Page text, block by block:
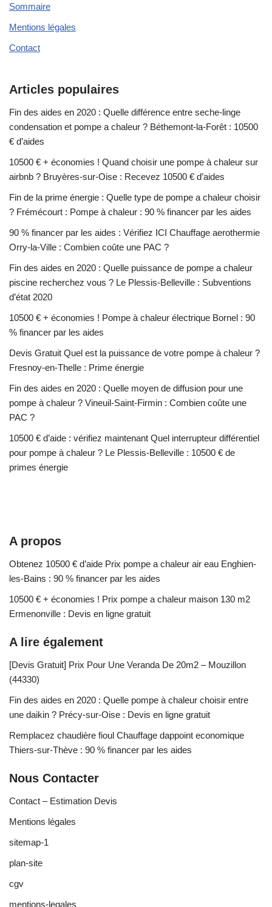
Sommaire
Mentions légales
Contact
Articles populaires
Fin des aides en 2020 : Quelle différence entre seche-linge
condensation et pompe a chaleur ? Béthemont-la-Forêt : 10500
€ d’aides
10500 € + économies ! Quand choisir une pompe à chaleur sur
airbnb ? Bruyères-sur-Oise : Recevez 10500 € d’aides
Fin de la prime énergie : Quelle type de pompe a chaleur choisir
? Frémécourt : Pompe à chaleur : 90 % financer par les aides
90 % financer par les aides : Vérifiez ICI Chauffage aerothermie
Orry-la-Ville : Combien coûte une PAC ?
Fin des aides en 2020 : Quelle puissance de pompe a chaleur
piscine recherchez vous ? Le Plessis-Belleville : Subventions
d’état 2020
10500 € + économies ! Pompe à chaleur électrique Bornel : 90
% financer par les aides
Devis Gratuit Quel est la puissance de votre pompe à chaleur ?
Fresnoy-en-Thelle : Prime énergie
Fin des aides en 2020 : Quelle moyen de diffusion pour une
pompe à chaleur ? Vineuil-Saint-Firmin : Combien coûte une
PAC ?
10500 € d’aide : vérifiez maintenant Quel interrupteur différentiel
pour pompe à chaleur ? Le Plessis-Belleville : 10500 € de
primes énergie
A propos
Obtenez 10500 € d’aide Prix pompe a chaleur air eau Enghien-
les-Bains : 90 % financer par les aides
10500 € + économies ! Prix pompe a chaleur maison 130 m2
Ermenonville : Devis en ligne gratuit
A lire également
[Devis Gratuit] Prix Pour Une Veranda De 20m2 – Mouzillon
(44330)
Fin des aides en 2020 : Quelle pompe à chaleur choisir entre
une daikin ? Précy-sur-Oise : Devis en ligne gratuit
Remplacez chaudière fioul Chauffage dappoint economique
Thiers-sur-Thève : 90 % financer par les aides
Nous Contacter
Contact – Estimation Devis
Mentions légales
sitemap-1
plan-site
cgv
mentions-legales